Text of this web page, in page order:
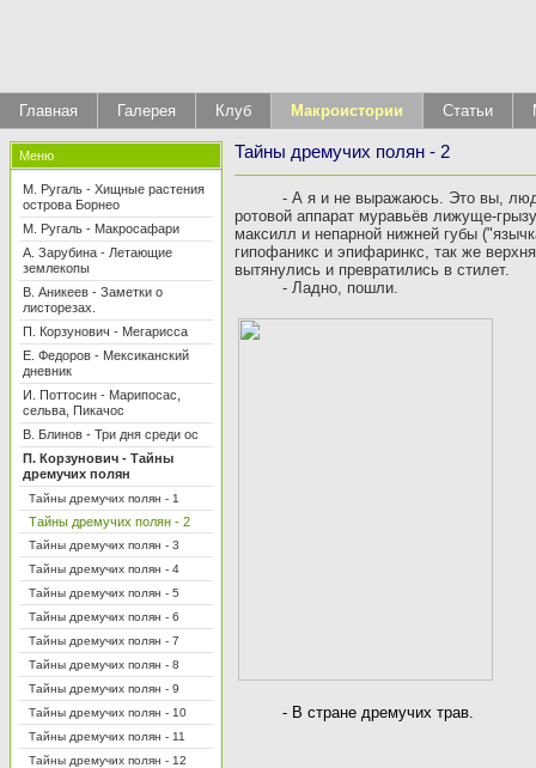
Главная Галерея Клуб Макроистории Статьи
Меню
М. Ругаль - Хищные растения
острова Борнео
М. Ругаль - Макросафари
А. Зарубина - Летающие
землекопы
В. Аникеев - Заметки о
листорезах.
П. Корзунович - Мегарисса
Е. Федоров - Мексиканский
дневник
И. Поттосин - Марипосас,
сельва, Пикачос
В. Блинов - Три дня среди ос
П. Корзунович - Тайны
дремучих полян
Тайны дремучих полян - 1
Тайны дремучих полян - 2
Тайны дремучих полян - 3
Тайны дремучих полян - 4
Тайны дремучих полян - 5
Тайны дремучих полян - 6
Тайны дремучих полян - 7
Тайны дремучих полян - 8
Тайны дремучих полян - 9
Тайны дремучих полян - 10
Тайны дремучих полян - 11
Тайны дремучих полян - 12
Тайны дремучих полян - 2
- А я и не выражаюсь. Это вы,
ротовой аппарат муравьёв лижуще-
максилл и непарной нижней губы
гипофаникс и эпифаринкс, так же
вытянулись и превратились в стилет.
- Ладно, пошли.
- В стране дремучих трав.